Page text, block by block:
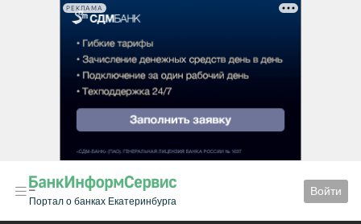
РЕКЛАМА
Портал о банках Екатеринбурга
Войти